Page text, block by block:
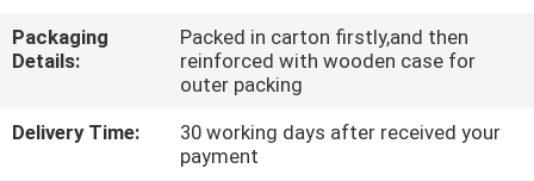
VỀ
TÔI
Packaging
Details:
Packed in carton firstly,and then
reinforced with wooden case for
outer packing
Delivery Time:
30 working days after received your
payment